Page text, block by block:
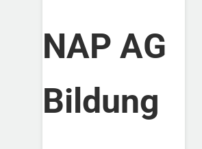
NAP AG
Bildung